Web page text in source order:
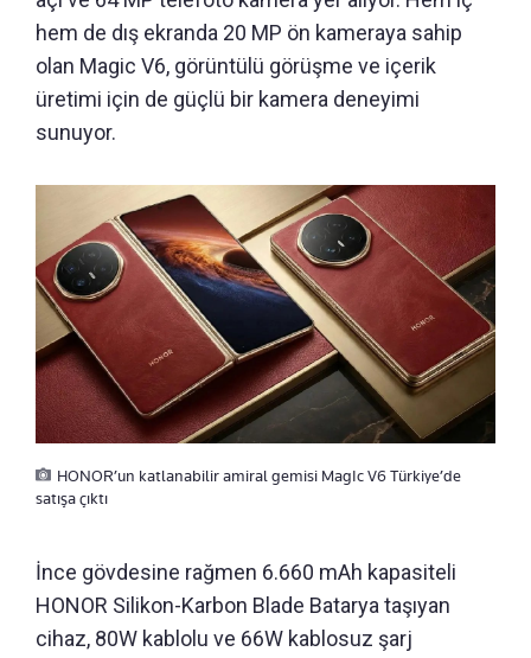
hem de dış ekranda 20 MP ön kameraya sahip
olan Magic V6, görüntülü görüşme ve içerik
üretimi için de güçlü bir kamera deneyimi
sunuyor.
HONOR’un katlanabilir amiral gemisi MagIc V6 Türkiye’de
satışa çıktı
İnce gövdesine rağmen 6.660 mAh kapasiteli
HONOR Silikon-Karbon Blade Batarya taşıyan
cihaz, 80W kablolu ve 66W kablosuz şarj